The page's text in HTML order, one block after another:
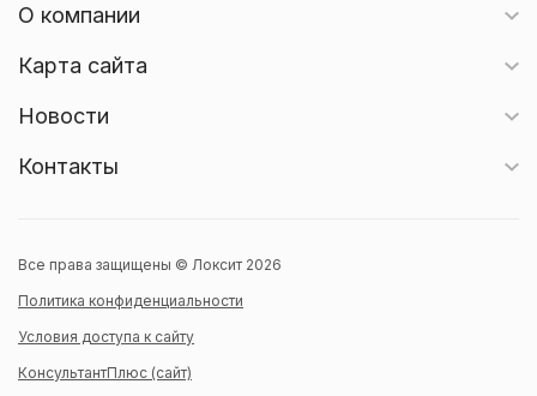
О компании
Карта сайта
Новости
Контакты
Все права защищены © Локсит 2026
Политика конфиденциальности
Условия доступа к сайту
КонсультантПлюс (сайт)